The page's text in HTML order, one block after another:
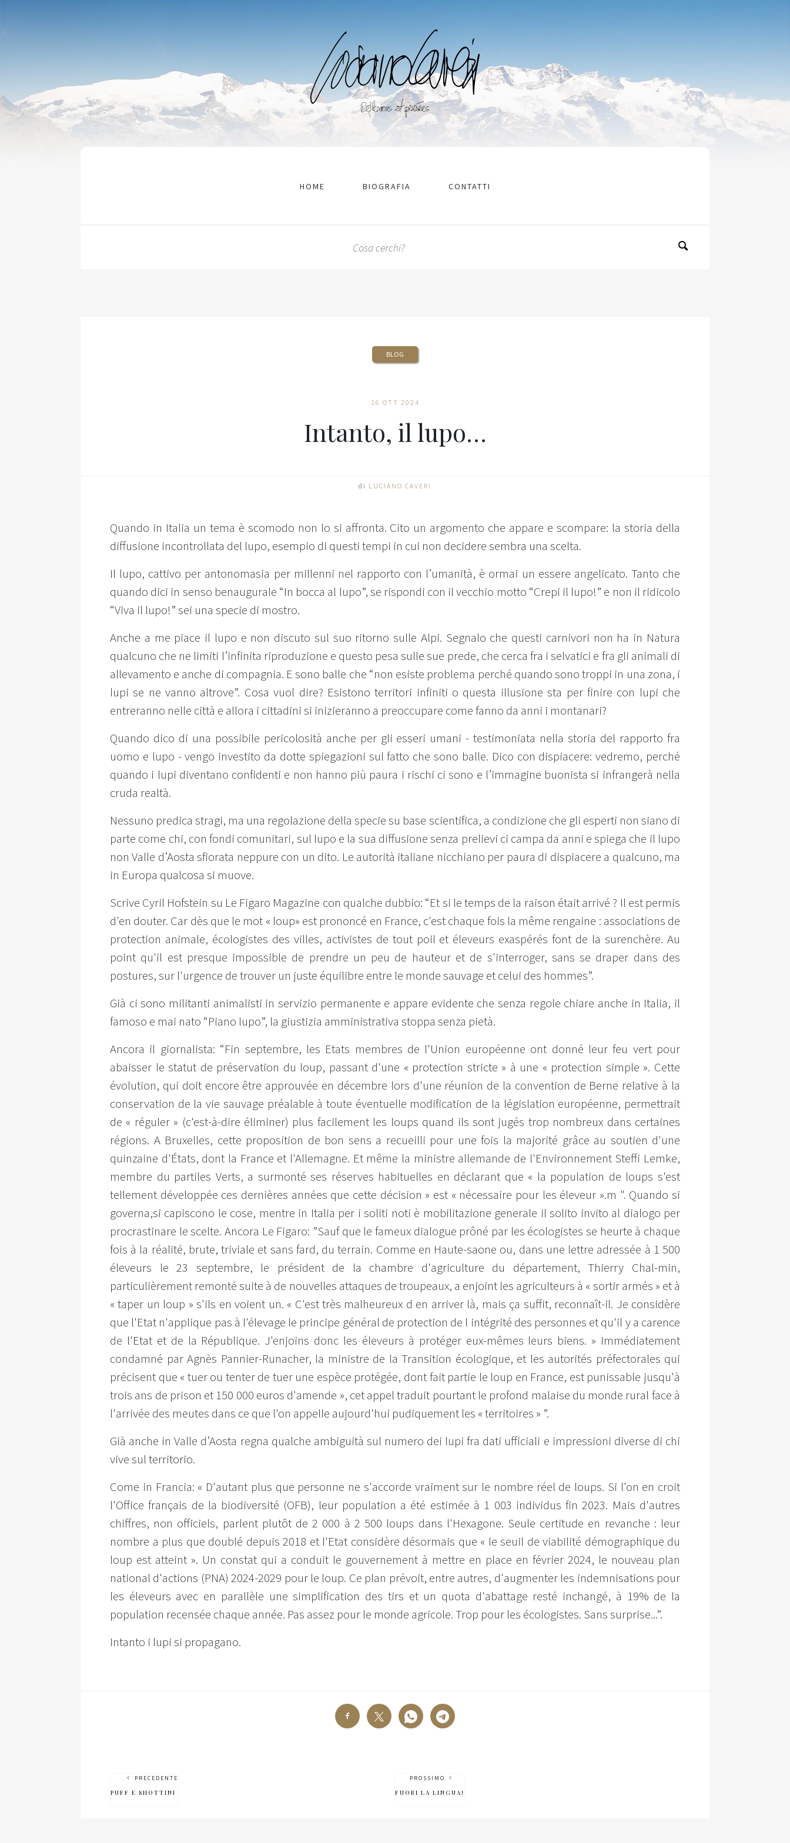
HOME BIOGRAFIA CONTATTI
BLOG
16 OTT 2024
Intanto, il lupo…
di LUCIANO CAVERI
Quando in Italia un tema è scomodo non lo si affronta. Cito un argomento che appare e scompare: la storia della
diffusione incontrollata del lupo, esempio di questi tempi in cui non decidere sembra una scelta.
Il lupo, cattivo per antonomasia per millenni nel rapporto con l’umanità, è ormai un essere angelicato. Tanto che
quando dici in senso benaugurale “In bocca al lupo”, se rispondi con il vecchio motto “Crepi il lupo!” e non il ridicolo
“Viva il lupo!” sei una specie di mostro.
Anche a me piace il lupo e non discuto sul suo ritorno sulle Alpi. Segnalo che questi carnivori non ha in Natura
qualcuno che ne limiti l’infinita riproduzione e questo pesa sulle sue prede, che cerca fra i selvatici e fra gli animali di
allevamento e anche di compagnia. E sono balle che “non esiste problema perché quando sono troppi in una zona, i
lupi se ne vanno altrove”. Cosa vuol dire? Esistono territori infiniti o questa illusione sta per finire con lupi che
entreranno nelle città e allora i cittadini si inizieranno a preoccupare come fanno da anni i montanari?
Quando dico di una possibile pericolosità anche per gli esseri umani - testimoniata nella storia del rapporto fra
uomo e lupo - vengo investito da dotte spiegazioni sul fatto che sono balle. Dico con dispiacere: vedremo, perché
quando i lupi diventano confidenti e non hanno più paura i rischi ci sono e l’immagine buonista si infrangerà nella
cruda realtà.
Nessuno predica stragi, ma una regolazione della specie su base scientifica, a condizione che gli esperti non siano di
parte come chi, con fondi comunitari, sul lupo e la sua diffusione senza prelievi ci campa da anni e spiega che il lupo
non Valle d’Aosta sfiorata neppure con un dito. Le autorità italiane nicchiano per paura di dispiacere a qualcuno, ma
in Europa qualcosa si muove.
Scrive Cyril Hofstein su Le Figaro Magazine con qualche dubbio: “Et si le temps de la raison était arrivé ? Il est permis
d'en douter. Car dès que le mot « loup» est prononcé en France, c'est chaque fois la même rengaine : associations de
protection animale, écologistes des villes, activistes de tout poil et éleveurs exaspérés font de la surenchère. Au
point qu'il est presque impossible de prendre un peu de hauteur et de s'interroger, sans se draper dans des
postures, sur l'urgence de trouver un juste équilibre entre le monde sauvage et celui des hommes”.
Già ci sono militanti animalisti in servizio permanente e appare evidente che senza regole chiare anche in Italia, il
famoso e mai nato “Piano lupo”, la giustizia amministrativa stoppa senza pietà.
Ancora il giornalista: “Fin septembre, les Etats membres de l'Union européenne ont donné leur feu vert pour
abaisser le statut de préservation du loup, passant d'une « protection stricte » à une « protection simple ». Cette
évolution, qui doit encore être approuvée en décembre lors d'une réunion de la convention de Berne relative à la
conservation de la vie sauvage préalable à toute éventuelle modification de la législation européenne, permettrait
de « réguler » (c'est-à-dire éliminer) plus facilement les loups quand ils sont jugés trop nombreux dans certaines
régions. A Bruxelles, cette proposition de bon sens a recueilli pour une fois la majorité grâce au soutien d'une
quinzaine d'États, dont la France et l'Allemagne. Et même la ministre allemande de l'Environnement Steffi Lemke,
membre du partiles Verts, a surmonté ses réserves habituelles en déclarant que « la population de loups s'est
tellement développée ces dernières années que cette décision » est « nécessaire pour les éleveur ».m ". Quando si
governa,si capiscono le cose, mentre in Italia per i soliti noti è mobilitazione generale il solito invito al dialogo per
procrastinare le scelte. Ancora Le Figaro: ”Sauf que le fameux dialogue prôné par les écologistes se heurte à chaque
fois à la réalité, brute, triviale et sans fard, du terrain. Comme en Haute-saone ou, dans une lettre adressée à 1 500
éleveurs le 23 septembre, le président de la chambre d'agriculture du département, Thierry Chal-min,
particulièrement remonté suite à de nouvelles attaques de troupeaux, a enjoint les agriculteurs à « sortir armés » et à
« taper un loup » s'ils en voient un. « C'est très malheureux d en arriver là, mais ça suffit, reconnaît-il. Je considère
que l'Etat n'applique pas à l'élevage le principe général de protection de l intégrité des personnes et qu'il y a carence
de l'Etat et de la République. J'enjoins donc les éleveurs à protéger eux-mêmes leurs biens. » Immédiatement
condamné par Agnès Pannier-Runacher, la ministre de la Transition écologique, et les autorités préfectorales qui
précisent que « tuer ou tenter de tuer une espèce protégée, dont fait partie le loup en France, est punissable jusqu'à
trois ans de prison et 150 000 euros d'amende », cet appel traduit pourtant le profond malaise du monde rural face à
l'arrivée des meutes dans ce que l'on appelle aujourd'hui pudiquement les « territoires » ”.
Già anche in Valle d’Aosta regna qualche ambiguità sul numero dei lupi fra dati ufficiali e impressioni diverse di chi
vive sul territorio.
Come in Francia: « D'autant plus que personne ne s'accorde vraiment sur le nombre réel de loups. Si l'on en croit
l'Office français de la biodiversité (OFB), leur population a été estimée à 1 003 individus fin 2023. Mais d'autres
chiffres, non officiels, parlent plutôt de 2 000 à 2 500 loups dans l'Hexagone. Seule certitude en revanche : leur
nombre a plus que doublé depuis 2018 et l'Etat considère désormais que « le seuil de viabilité démographique du
loup est atteint ». Un constat qui a conduit le gouvernement à mettre en place en février 2024, le nouveau plan
national d'actions (PNA) 2024-2029 pour le loup. Ce plan prévoit, entre autres, d'augmenter les indemnisations pour
les éleveurs avec en parallèle une simplification des tirs et un quota d'abattage resté inchangé, à 19% de la
population recensée chaque année. Pas assez pour le monde agricole. Trop pour les écologistes. Sans surprise...”.
Intanto i lupi si propagano.
PRECEDENTE
PUFF E SHOTTINI
PROSSIMO
FUORI LA LINGUA!